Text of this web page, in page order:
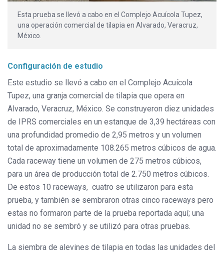
Esta prueba se llevó a cabo en el Complejo Acuícola Tupez,
una operación comercial de tilapia en Alvarado, Veracruz,
México.
Configuración de estudio
Este estudio se llevó a cabo en el Complejo Acuícola
Tupez, una granja comercial de tilapia que opera en
Alvarado, Veracruz, México. Se construyeron diez unidades
de IPRS comerciales en un estanque de 3,39 hectáreas con
una profundidad promedio de 2,95 metros y un volumen
total de aproximadamente 108.265 metros cúbicos de agua.
Cada raceway tiene un volumen de 275 metros cúbicos,
para un área de producción total de 2.750 metros cúbicos.
De estos 10 raceways, cuatro se utilizaron para esta
prueba, y también se sembraron otras cinco raceways pero
estas no formaron parte de la prueba reportada aquí; una
unidad no se sembró y se utilizó para otras pruebas.
La siembra de alevines de tilapia en todas las unidades del